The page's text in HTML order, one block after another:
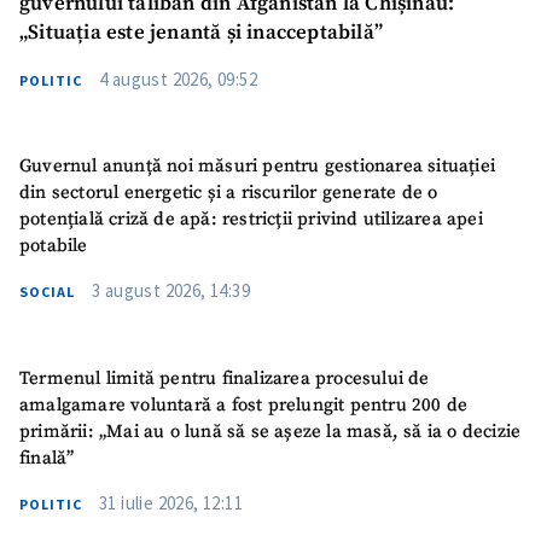
„Situația este jenantă și inacceptabilă”
POLITIC 4 august 2026, 09:52
Guvernul anunță noi măsuri pentru gestionarea situației
din sectorul energetic și a riscurilor generate de o
potențială criză de apă: restricții privind utilizarea apei
potabile
SOCIAL 3 august 2026, 14:39
Termenul limită pentru finalizarea procesului de
amalgamare voluntară a fost prelungit pentru 200 de
primării: „Mai au o lună să se așeze la masă, să ia o decizie
finală”
POLITIC 31 iulie 2026, 12:11